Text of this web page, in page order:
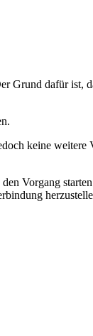
Grund dafür ist,
keine
Vorgang